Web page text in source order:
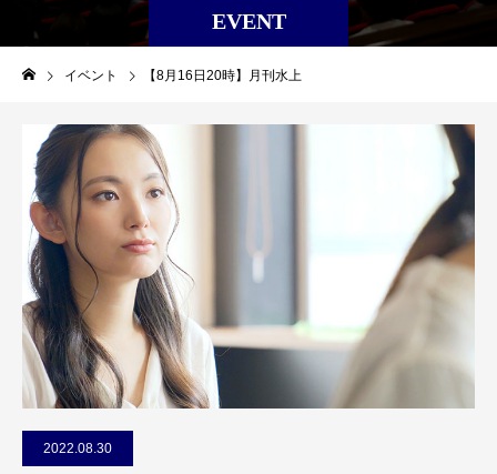
EVENT
イベント 【8月16日20時】月刊水上
2022.08.30